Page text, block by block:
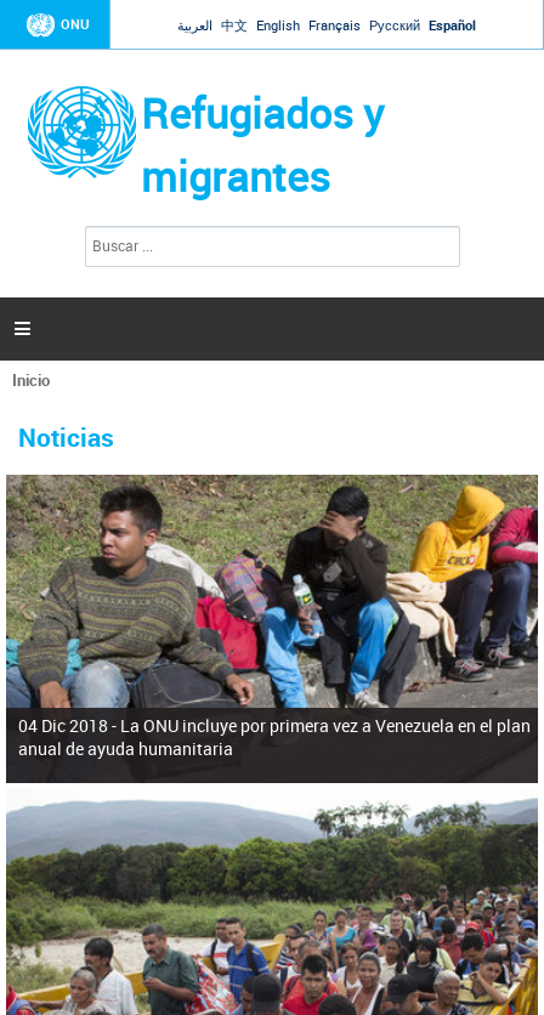
Jump to navigation
ONU العربية 中文 English Français Русский Español
Refugiados y
migrantes
l
d
e
b
ú
s
q
u
e
d
a
s

Se
usted
aquí
Inicio
Noticias
reforzar la ayuda humanitaria en Venezuela
El Secretario General ha respondido a la carta enviada por el presidente de la
Asamblea Nacional de Venezuela solicitando a Naciones Unidas que aumente
la ayuda humanitaria. Guerres ha reiterado que la ONU está lista para hacerlo,
pero necesita el consentimiento y la colaboración del Gobierno.
04 Dic 2018 - La ONU incluye por primera vez a Venezuela en el plan
anual de ayuda humanitaria